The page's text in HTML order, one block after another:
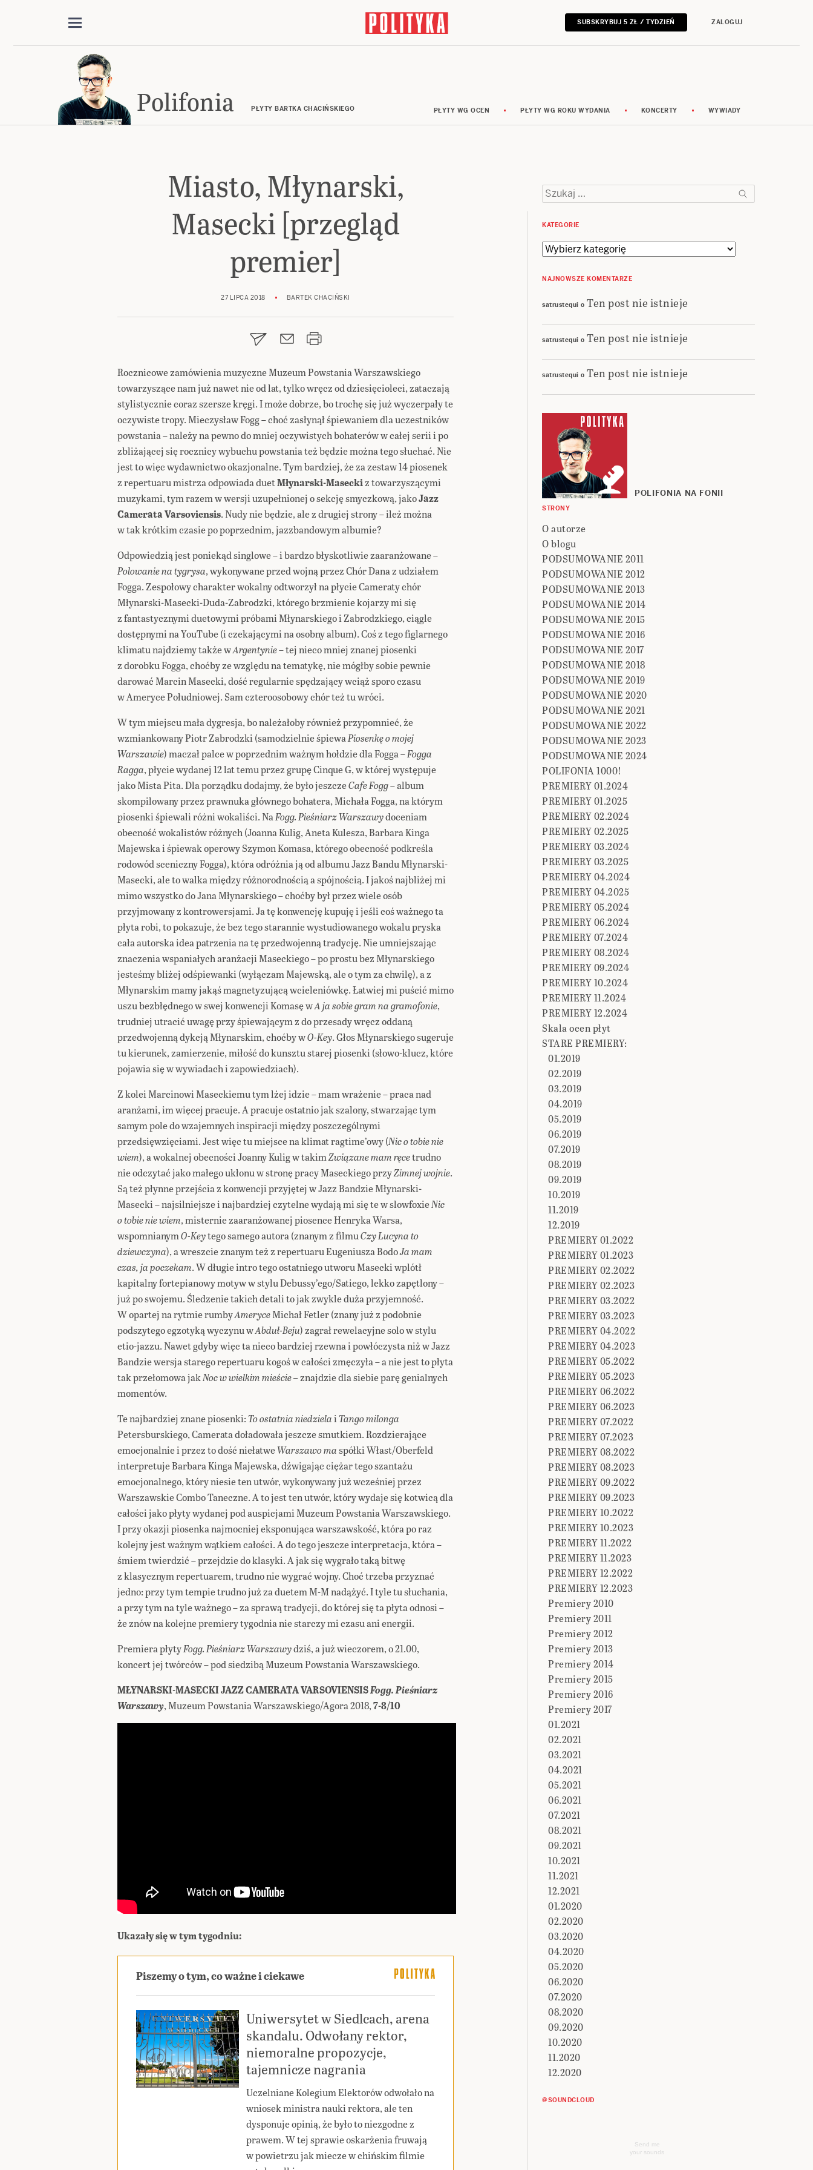
SUBSKRYBUJ 5 ZŁ / TYDZIEŃ ZALOGUJ
Polifonia PŁYTY BARTKA CHACIŃSKIEGO PŁYTY WG OCEN PŁYTY WG ROKU WYDANIA KONCERTY WYWIADY
Miasto, Młynarski,
Masecki [przegląd
premier]
27 LIPCA 2018 BARTEK CHACIŃSKI
Rocznicowe zamówienia muzyczne Muzeum Powstania Warszawskiego
towarzyszące nam już nawet nie od lat, tylko wręcz od dziesięcioleci, zataczają
stylistycznie coraz szersze kręgi. I może dobrze, bo trochę się już wyczerpały te
oczywiste tropy. Mieczysław Fogg – choć zasłynął śpiewaniem dla uczestników
powstania – należy na pewno do mniej oczywistych bohaterów w całej serii i po
zbliżającej się rocznicy wybuchu powstania też będzie można tego słuchać. Nie
jest to więc wydawnictwo okazjonalne. Tym bardziej, że za zestaw 14 piosenek
z repertuaru mistrza odpowiada duetMłynarski-Maseckiz towarzyszącymi
muzykami, tym razem w wersji uzupełnionej o sekcję smyczkową, jakoJazz
Camerata Varsoviensis. Nudy nie będzie, ale z drugiej strony – ileż można
w tak krótkim czasie po poprzednim, jazzbandowym albumie?
Odpowiedzią jest poniekąd singlowe – i bardzo błyskotliwie zaaranżowane –
Polowanie na tygrysa, wykonywane przed wojną przez Chór Dana z udziałem
Fogga. Zespołowy charakter wokalny odtworzył na płycie Cameraty chór
Młynarski-Masecki-Duda-Zabrodzki, którego brzmienie kojarzy mi się
z fantastycznymi duetowymi próbami Młynarskiego i Zabrodzkiego, ciągle
dostępnymi na YouTube (i czekającymi na osobny album). Coś z tego figlarnego
klimatu najdziemy także wArgentynie– tej nieco mniej znanej piosenki
z dorobku Fogga, choćby ze względu na tematykę, nie mógłby sobie pewnie
darować Marcin Masecki, dość regularnie spędzający wciąż sporo czasu
w Ameryce Południowej. Sam czteroosobowy chór też tu wróci.
W tym miejscu mała dygresja, bo należałoby również przypomnieć, że
wzmiankowany Piotr Zabrodzki (samodzielnie śpiewaPiosenkę o mojej
Warszawie) maczał palce w poprzednim ważnym hołdzie dla Fogga –Fogga
Ragga, płycie wydanej 12 lat temu przez grupę Cinque G, w której występuje
jako Mista Pita. Dla porządku dodajmy, że było jeszczeCafe Fogg– album
skompilowany przez prawnuka głównego bohatera, Michała Fogga, na którym
piosenki śpiewali różni wokaliści. NaFogg. Pieśniarz Warszawydoceniam
obecność wokalistów różnych (Joanna Kulig, Aneta Kulesza, Barbara Kinga
Majewska i śpiewak operowy Szymon Komasa, którego obecność podkreśla
rodowód sceniczny Fogga), która odróżnia ją od albumu Jazz Bandu Młynarski-
Masecki, ale to walka między różnorodnością a spójnością. I jakoś najbliżej mi
mimo wszystko do Jana Młynarskiego – choćby był przez wiele osób
przyjmowany z kontrowersjami. Ja tę konwencję kupuję i jeśli coś ważnego ta
płyta robi, to pokazuje, że bez tego starannie wystudiowanego wokalu pryska
cała autorska idea patrzenia na tę przedwojenną tradycję. Nie umniejszając
znaczenia wspaniałych aranżacji Maseckiego – po prostu bez Młynarskiego
jesteśmy bliżej odśpiewanki (wyłączam Majewską, ale o tym za chwilę), a z
Młynarskim mamy jakąś magnetyzującą wcieleniówkę. Łatwiej mi puścić mimo
uszu bezbłędnego w swej konwencji Komasę wA ja sobie gram na gramofonie,
trudniej utracić uwagę przy śpiewającym z do przesady wręcz oddaną
przedwojenną dykcją Młynarskim, choćby wO-Key. Głos Młynarskiego sugeruje
tu kierunek, zamierzenie, miłość do kunsztu starej piosenki (słowo-klucz, które
pojawia się w wywiadach i zapowiedziach).
Z kolei Marcinowi Maseckiemu tym lżej idzie – mam wrażenie – praca nad
aranżami, im więcej pracuje. A pracuje ostatnio jak szalony, stwarzając tym
samym pole do wzajemnych inspiracji między poszczególnymi
przedsięwzięciami. Jest więc tu miejsce na klimat ragtime’owy (Nic o tobie nie
wiem), a wokalnej obecności Joanny Kulig w takimZwiązane mam ręcetrudno
nie odczytać jako małego ukłonu w stronę pracy Maseckiego przyZimnej wojnie.
Są też płynne przejścia z konwencji przyjętej w Jazz Bandzie Młynarski-
Masecki – najsilniejsze i najbardziej czytelne wydają mi się te w slowfoxieNic
o tobie nie wiem, misternie zaaranżowanej piosence Henryka Warsa,
wspomnianymO-Keytego samego autora (znanym z filmuCzy Lucyna to
dziewczyna), a wreszcie znanym też z repertuaru Eugeniusza BodoJa mam
czas, ja poczekam. W długie intro tego ostatniego utworu Masecki wplótł
kapitalny fortepianowy motyw w stylu Debussy’ego/Satiego, lekko zapętlony –
już po swojemu. Śledzenie takich detali to jak zwykle duża przyjemność.
W opartej na rytmie rumbyAmeryceMichał Fetler (znany już z podobnie
podszytego egzotyką wyczynu wAbduł-Beju) zagrał rewelacyjne solo w stylu
etio-jazzu. Nawet gdyby więc ta nieco bardziej rzewna i powłóczysta niż w Jazz
Bandzie wersja starego repertuaru kogoś w całości zmęczyła – a nie jest to płyta
tak przełomowa jakNoc w wielkim mieście –znajdzie dla siebie parę genialnych
momentów.
Te najbardziej znane piosenki: To ostatnia niedzielaiTango milonga
Petersburskiego, Camerata doładowała jeszcze smutkiem. Rozdzierające
emocjonalnie i przez to dość niełatweWarszawo maspółki Włast/Oberfeld
interpretuje Barbara Kinga Majewska, dźwigając ciężar tego szantażu
emocjonalnego, który niesie ten utwór, wykonywany już wcześniej przez
Warszawskie Combo Taneczne. A to jest ten utwór, który wydaje się kotwicą dla
całości jako płyty wydanej pod auspicjami Muzeum Powstania Warszawskiego.
I przy okazji piosenka najmocniej eksponująca warszawskość, która po raz
kolejny jest ważnym wątkiem całości. A do tego jeszcze interpretacja, która –
śmiem twierdzić – przejdzie do klasyki. A jak się wygrało taką bitwę
z klasycznym repertuarem, trudno nie wygrać wojny. Choć trzeba przyznać
jedno: przy tym tempie trudno już za duetem M-M nadążyć. I tyle tu słuchania,
a przy tym na tyle ważnego – za sprawą tradycji, do której się ta płyta odnosi –
że znów na kolejne premiery tygodnia nie starczy mi czasu ani energii.
Premiera płytyFogg. Pieśniarz Warszawydziś, a już wieczorem, o 21.00,
koncert jej twórców – pod siedzibą Muzeum Powstania Warszawskiego.
MŁYNARSKI-MASECKI JAZZ CAMERATA VARSOVIENSISFogg. Pieśniarz
Warszawy, Muzeum Powstania Warszawskiego/Agora 2018,7-8/10
Ukazały się w tym tygodniu:
Piszemy o tym, co ważne i ciekawe
Uniwersytet w Siedlcach, arena
skandalu. Odwołany rektor,
niemoralne propozycje,
tajemnicze nagrania
Uczelniane Kolegium Elektorów odwołało na
wniosek ministra nauki rektora, ale ten
dysponuje opinią, że było to niezgodne z
prawem. W tej sprawie oskarżenia fruwają
w powietrzu jak miecze w chińskim filmie
Szukaj:
KATEGORIE
Kategorie
NAJNOWSZE KOMENTARZE
satrustequi o Ten post nie istnieje
satrustequi o Ten post nie istnieje
satrustequi o Ten post nie istnieje
POLIFONIA NA FONII
STRONY
O autorze
O blogu
PODSUMOWANIE 2011
PODSUMOWANIE 2012
PODSUMOWANIE 2013
PODSUMOWANIE 2014
PODSUMOWANIE 2015
PODSUMOWANIE 2016
PODSUMOWANIE 2017
PODSUMOWANIE 2018
PODSUMOWANIE 2019
PODSUMOWANIE 2020
PODSUMOWANIE 2021
PODSUMOWANIE 2022
PODSUMOWANIE 2023
PODSUMOWANIE 2024
POLIFONIA 1000!
PREMIERY 01.2024
PREMIERY 01.2025
PREMIERY 02.2024
PREMIERY 02.2025
PREMIERY 03.2024
PREMIERY 03.2025
PREMIERY 04.2024
PREMIERY 04.2025
PREMIERY 05.2024
PREMIERY 06.2024
PREMIERY 07.2024
PREMIERY 08.2024
PREMIERY 09.2024
PREMIERY 10.2024
PREMIERY 11.2024
PREMIERY 12.2024
Skala ocen płyt
STARE PREMIERY:
01.2019
02.2019
03.2019
04.2019
05.2019
06.2019
07.2019
08.2019
09.2019
10.2019
11.2019
12.2019
PREMIERY 01.2022
PREMIERY 01.2023
PREMIERY 02.2022
PREMIERY 02.2023
PREMIERY 03.2022
PREMIERY 03.2023
PREMIERY 04.2022
PREMIERY 04.2023
PREMIERY 05.2022
PREMIERY 05.2023
PREMIERY 06.2022
PREMIERY 06.2023
PREMIERY 07.2022
PREMIERY 07.2023
PREMIERY 08.2022
PREMIERY 08.2023
PREMIERY 09.2022
PREMIERY 09.2023
PREMIERY 10.2022
PREMIERY 10.2023
PREMIERY 11.2022
PREMIERY 11.2023
PREMIERY 12.2022
PREMIERY 12.2023
Premiery 2010
Premiery 2011
Premiery 2012
Premiery 2013
Premiery 2014
Premiery 2015
Premiery 2016
Premiery 2017
01.2021
02.2021
03.2021
04.2021
05.2021
06.2021
07.2021
08.2021
09.2021
10.2021
11.2021
12.2021
01.2020
02.2020
03.2020
04.2020
05.2020
06.2020
07.2020
08.2020
09.2020
10.2020
11.2020
12.2020
@SOUNDCLOUD
Send me
your sounds